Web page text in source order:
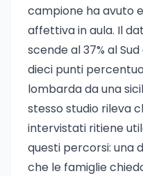
campione ha avuto
affettiva in aula. Il
scende al 37% al
dieci punti
lombarda da una
stesso studio rileva
intervistati ritiene
questi percorsi: una
che le famiglie